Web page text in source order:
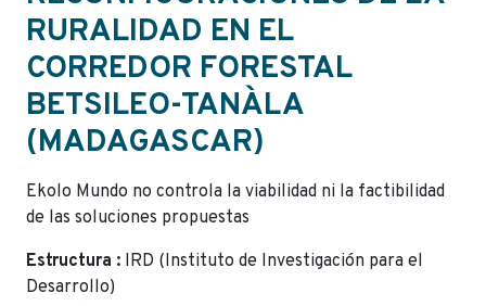
RURALIDAD EN EL
CORREDOR FORESTAL
BETSILEO-TANÀLA
(MADAGASCAR)
Ekolo Mundo no controla la viabilidad ni la factibilidad
de las soluciones propuestas
Estructura : IRD (Instituto de Investigación para el
Desarrollo)